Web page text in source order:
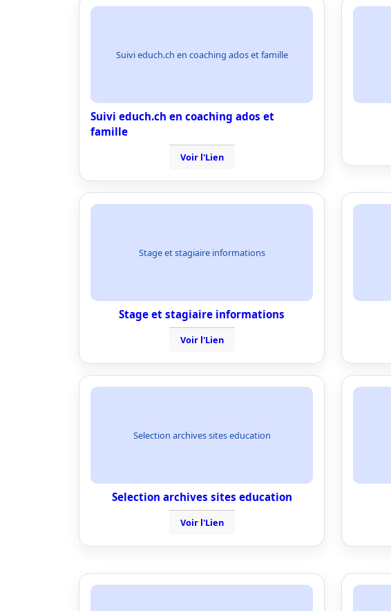
Suivi educh.ch en coaching ados et famille
Suivi educh.ch en coaching ados et
famille
Voir l'Lien
Stage et stagiaire informations
Stage et stagiaire informations
Voir l'Lien
Selection archives sites education
Selection archives sites education
Voir l'Lien